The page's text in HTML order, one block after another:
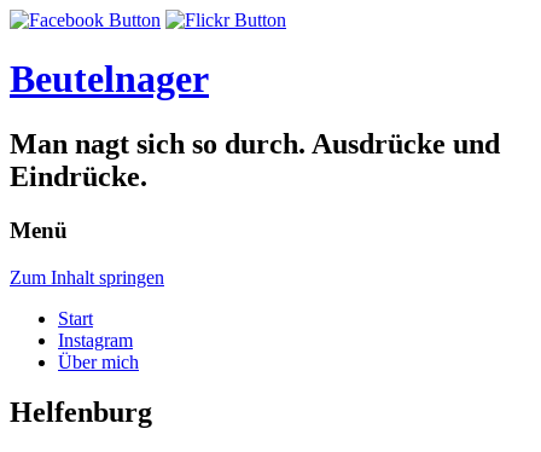
Beutelnager
Man nagt sich so durch. Ausdrücke und
Eindrücke.
Menü
Zum Inhalt springen
Start
Instagram
Über mich
Helfenburg